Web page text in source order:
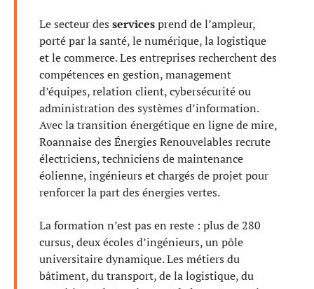
Le secteur des servicesprend de l’ampleur,
porté par la santé, le numérique, la logistique
et le commerce. Les entreprises recherchent des
compétences en gestion, management
d’équipes, relation client, cybersécurité ou
administration des systèmes d’information.
Avec la transition énergétique en ligne de mire,
Roannaise des Énergies Renouvelables recrute
électriciens, techniciens de maintenance
éolienne, ingénieurs et chargés de projet pour
renforcer la part des énergies vertes.
La formation n’est pas en reste : plus de 280
cursus, deux écoles d’ingénieurs, un pôle
universitaire dynamique. Les métiers du
bâtiment, du transport, de la logistique, du